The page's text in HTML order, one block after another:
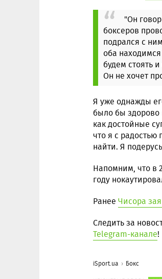
"Он
боксеров
подрался с
оба
будем стоять
Он не хочет
Я уже однажды
было бы здорово
как достойные
что я с радостью
найти. Я
Напомним, что в
году
Ранее Чисора
Следить за
Telegram-канале!
iSport.ua Бокс